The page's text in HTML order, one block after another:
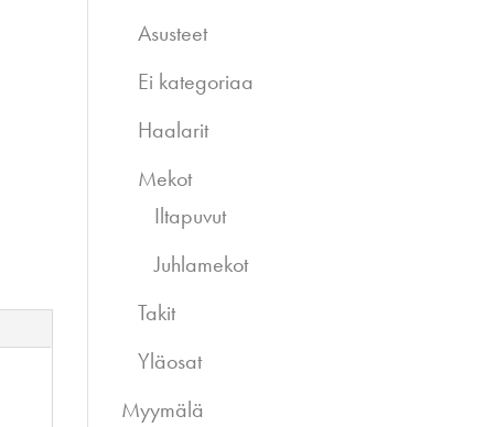
Asusteet
Ei kategoriaa
Haalarit
Mekot
Iltapuvut
Juhlamekot
Takit
Yläosat
Myymälä